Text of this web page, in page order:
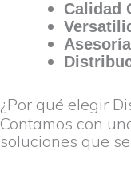
Calidad
¿Por qué elegir
Contamos con
soluciones que